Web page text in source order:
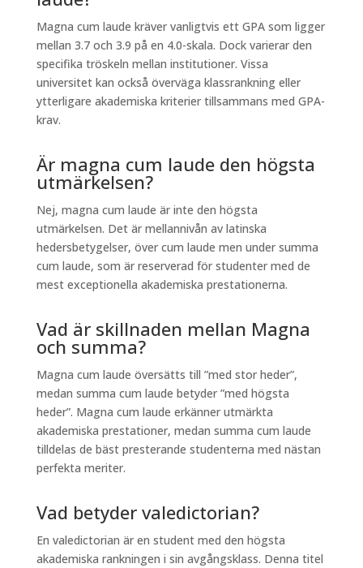
Magna cum laude kräver vanligtvis ett GPA som ligger
mellan 3.7 och 3.9 på en 4.0-skala. Dock varierar den
specifika tröskeln mellan institutioner. Vissa
universitet kan också överväga klassrankning eller
ytterligare akademiska kriterier tillsammans med GPA-
krav.
Är magna cum laude den högsta
utmärkelsen?
Nej, magna cum laude är inte den högsta
utmärkelsen. Det är mellannivån av latinska
hedersbetygelser, över cum laude men under summa
cum laude, som är reserverad för studenter med de
mest exceptionella akademiska prestationerna.
Vad är skillnaden mellan Magna
och summa?
Magna cum laude översätts till ”med stor heder”,
medan summa cum laude betyder ”med högsta
heder”. Magna cum laude erkänner utmärkta
akademiska prestationer, medan summa cum laude
tilldelas de bäst presterande studenterna med nästan
perfekta meriter.
Vad betyder valedictorian?
En valedictorian är en student med den högsta
akademiska rankningen i sin avgångsklass. Denna titel